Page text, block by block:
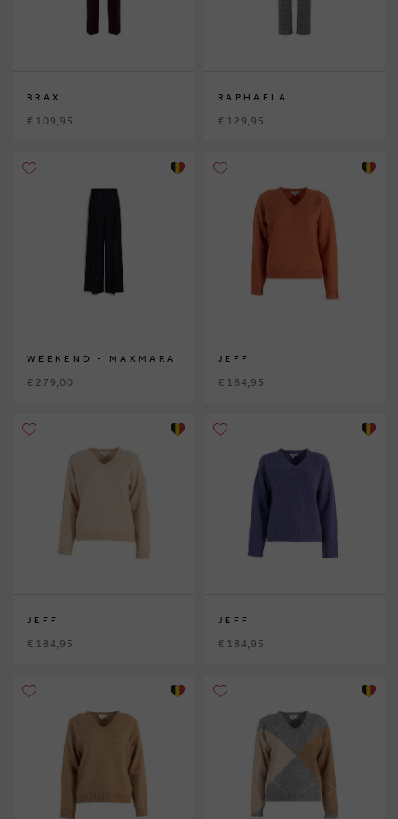
BRAX
€ 109,95
RAPHAELA
€ 129,95
WEEKEND - MAXMARA
€ 279,00
JEFF
€ 184,95
JEFF
€ 184,95
JEFF
€ 184,95